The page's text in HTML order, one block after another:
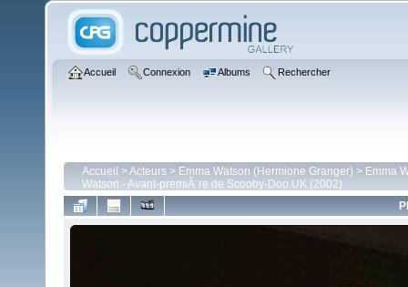
Accueil Connexion Albums Rechercher
Accueil >Acteurs > Emma Watson (Hermione Granger) > Emma
Watson - Avant-premiÃ¨re de Scooby-Doo UK (2002)